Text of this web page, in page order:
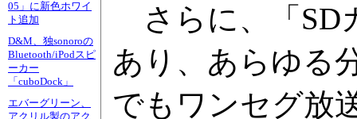
05」に新色ホワイ
ト追加
D&M、独sonoroの
Bluetooth/iPodスピ
ーカー
「cuboDock」
エバーグリーン、
アクリル製のアク
さらに、「SD
あり、あらゆる
でもワンセグ放